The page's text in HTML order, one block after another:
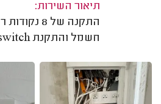
תיאור השירות:
חשמל והתקנת switch איכותי של Ruijie.